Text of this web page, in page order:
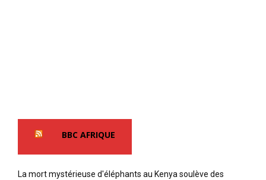
BBC AFRIQUE
La mort mystérieuse d'éléphants au Kenya soulève des